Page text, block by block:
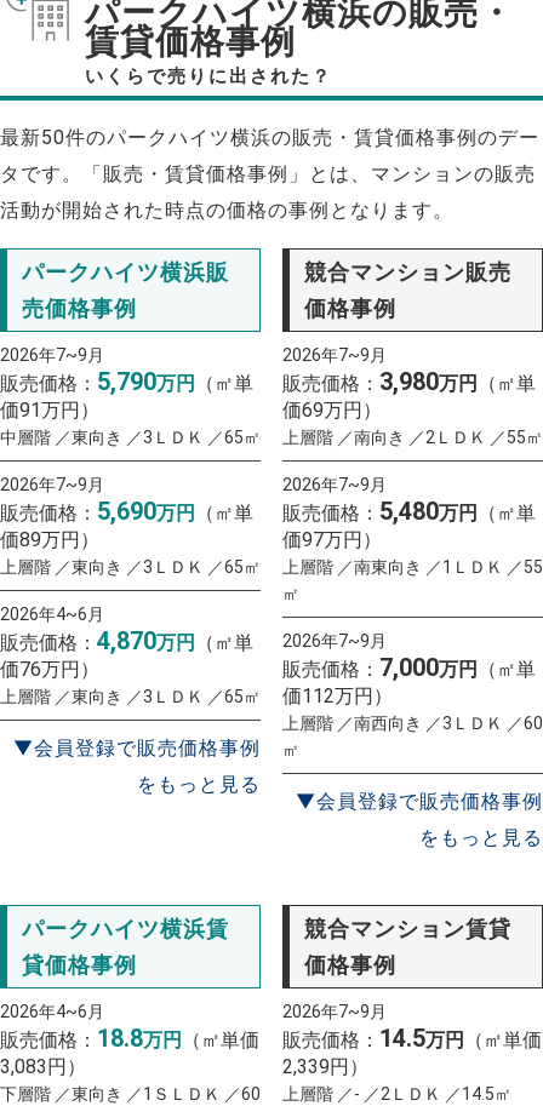
パークハイツ横浜の販売・
賃貸価格事例
いくらで売りに出された？
最新50件のパークハイツ横浜の販売・賃貸価格事例のデー
タです。「販売・賃貸価格事例」とは、マンションの販売
活動が開始された時点の価格の事例となります。
パークハイツ横浜販
売価格事例
2026年7~9月
販売価格： 5,790万円
（㎡単
価91万円）
中層階 ／東向き ／3ＬＤＫ ／65㎡
2026年7~9月
販売価格： 5,690万円
（㎡単
価89万円）
上層階 ／東向き ／3ＬＤＫ ／65㎡
2026年4~6月
販売価格： 4,870万円
（㎡単
価76万円）
上層階 ／東向き ／3ＬＤＫ ／65㎡
▼会員登録で販売価格事例
をもっと見る
競合マンション販売
価格事例
2026年7~9月
販売価格： 3,980万円
（㎡単
価69万円）
上層階 ／南向き ／2ＬＤＫ ／55㎡
2026年7~9月
販売価格： 5,480万円
（㎡単
価97万円）
上層階 ／南東向き ／1ＬＤＫ ／55
㎡
2026年7~9月
販売価格： 7,000万円
（㎡単
価112万円）
上層階 ／南西向き ／3ＬＤＫ ／60
㎡
▼会員登録で販売価格事例
をもっと見る
パークハイツ横浜賃
貸価格事例
2026年4~6月
販売価格： 18.8万円
（㎡単価
3,083円）
下層階 ／東向き ／1ＳＬＤＫ ／60
競合マンション賃貸
価格事例
2026年7~9月
販売価格： 14.5万円
（㎡単価
2,339円）
上層階 ／- ／2ＬＤＫ ／14.5㎡